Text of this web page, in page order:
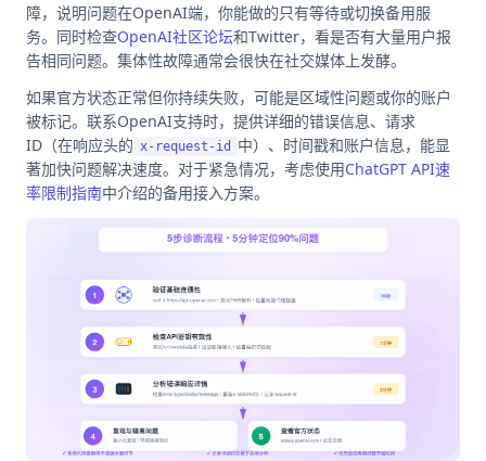
障，说明问题在OpenAI端，你能做的只有等待或切换备用服
务。同时检查OpenAI社区论坛和Twitter，看是否有大量用户报
告相同问题。集体性故障通常会很快在社交媒体上发酵。
如果官方状态正常但你持续失败，可能是区域性问题或你的账户
被标记。联系OpenAI支持时，提供详细的错误信息、请求
ID（在响应头的 x-request-id
中）、时间戳和账户信息，能显
著加快问题解决速度。对于紧急情况，考虑使用ChatGPT API速
率限制指南中介绍的备用接入方案。